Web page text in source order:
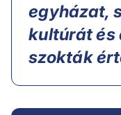
egyházat,
kultúrát és
szokták